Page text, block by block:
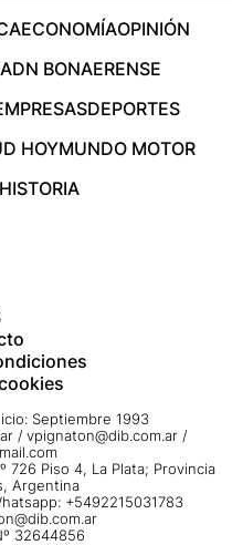
ECONOMÍAOPINIÓN
ADN BONAERENSE
DEPORTES
HOYMUNDO MOTOR
Septiembre 1993
/ vpignaton@dib.com.ar /
726 Piso 4, La Plata; Provincia
Argentina
+5492215031783
32644856